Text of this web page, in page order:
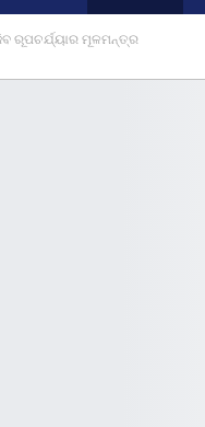
ରୂପଚର୍ଯ୍ୟାର ମୂଳମନ୍ତ୍ର